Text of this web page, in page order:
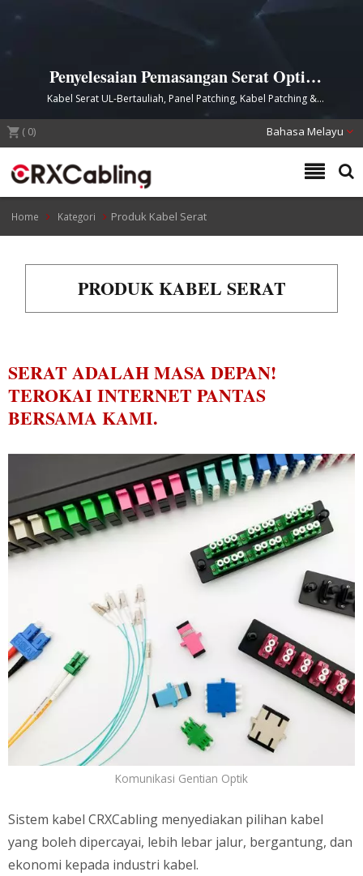
Penyelesaian Pemasangan Serat Optik
Lengkap untuk Rangkaian Berprestasi
Tinggi
Kabel Serat UL-Bertauliah, Panel Patching, Kabel Patching &
Penyambung untuk Aplikasi Dalam/luar Ruangan
( 0) Bahasa Melayu
Home Kategori Produk Kabel Serat
PRODUK KABEL SERAT
SERAT ADALAH MASA DEPAN!
TEROKAI INTERNET PANTAS
BERSAMA KAMI.
Komunikasi Gentian Optik
Sistem kabel CRXCabling menyediakan pilihan kabel
yang boleh dipercayai, lebih lebar jalur, bergantung, dan
ekonomi kepada industri kabel.